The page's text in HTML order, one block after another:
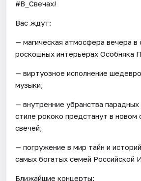
#В_Свечах!
Вас ждут:
— магическая атмосфера вечера в
роскошных интерьерах Особняка
— виртуозное исполнение
музыки;
— внутренние убранства
стиле рококо предстанут в новом
свечей;
— погружение в мир тайн и
самых богатых семей Российской
Ближайшие концерты: